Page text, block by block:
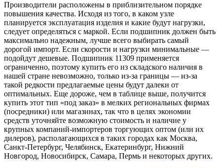
Производители расположены в приблизительном порядке
повышения качества. Исходя из того, в каком узле
планируется эксплуатация изделия и какие будут нагрузки,
следует определяться с маркой. Если подшипник должен быть
максимально надежным, лучше всего выбирать самый
дорогой импорт. Если скорости и нагрузки минимальные —
подойдут дешевые. Подшипник 11309 применяется
ограниченно, поэтому купить его из складского наличия в
нашей стране невозможно, только из-за границы — из-за
такой редкости предлагаемые цены будут далеки от
оптимальных. Еще дороже, чем в таблице выше, получится
купить этот тип «под заказ» в мелких региональных фирмах
(посредники) или магазинах, так что в целях экономии
средств уточняйте возможную стоимость и наличие у
крупных компаний-импортеров торгующих оптом (или их
дилеров), располагающихся в таких городах как Москва,
Санкт-Петербург, Челябинск, Екатеринбург, Нижний
Новгород, Новосибирск, Самара, Пермь и некоторых других.